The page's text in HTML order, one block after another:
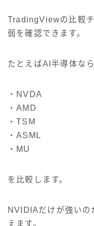
TradingViewの比較
弱を確認できます。
たとえばAI半導体なら
・NVDA
・AMD
・TSM
・ASML
・MU
を比較します。
NVIDIAだけが強いの
えます。